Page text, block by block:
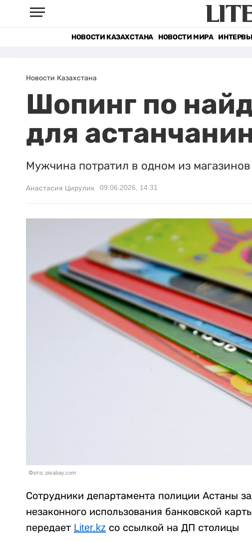
НОВОСТИ КАЗАХСТАНА НОВОСТИ МИРА
Новости Казахстана
Шопинг по
для
Мужчина потратил в одном из
Анастасия Цирулик 09.06.2026, 14:31
Фото: pixabay.com
Сотрудники департамента полиции Астаны
незаконного использования банковской
передает Liter.kz со ссылкой на ДП столицы